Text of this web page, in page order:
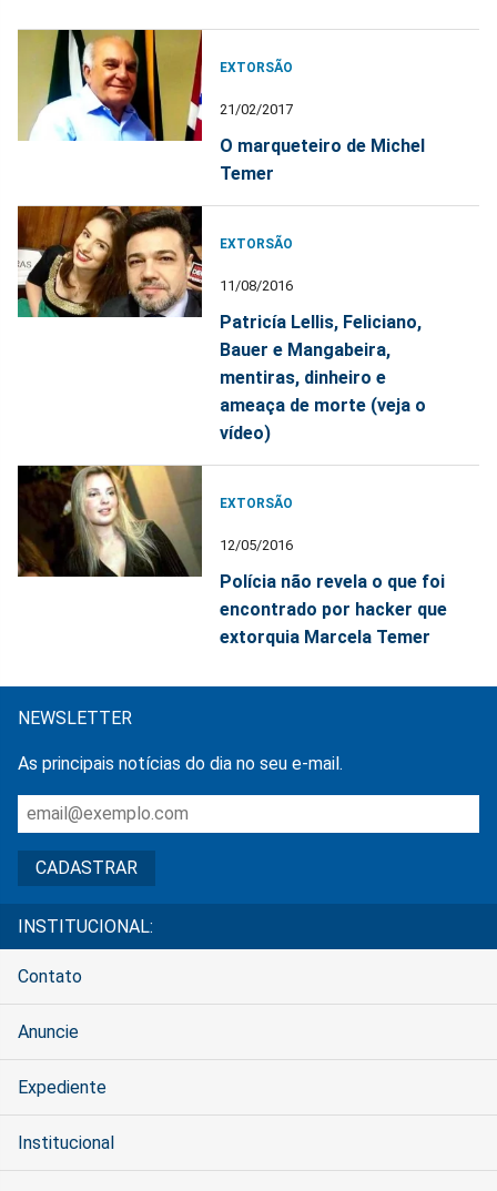
EXTORSÃO
21/02/2017
O marqueteiro de Michel
Temer
EXTORSÃO
11/08/2016
Patricía Lellis, Feliciano,
Bauer e Mangabeira,
mentiras, dinheiro e
ameaça de morte (veja o
vídeo)
EXTORSÃO
12/05/2016
Polícia não revela o que foi
encontrado por hacker que
extorquia Marcela Temer
NEWSLETTER
As principais notícias do dia no seu e-mail.
INSTITUCIONAL:
Contato
Anuncie
Expediente
Institucional